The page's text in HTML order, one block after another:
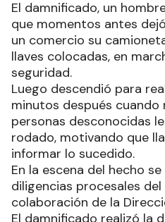
El damnificado, un
que momentos antes
un comercio su
llaves colocadas, en
seguridad.
Luego descendió para
minutos después
personas desconocidas
rodado, motivando que
informar lo sucedido.
En la escena del hecho
diligencias procesales del
colaboración de la
El damnificado realizó la